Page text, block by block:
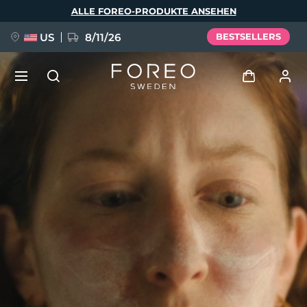
ALLE FOREO-PRODUKTE ANSEHEN
US 8/11/26 BESTSELLERS
Anmelden
Benutzerkonto
Meine Geräte
Meine Bestellungen
Meine Adressen
Meine Abonnements
FAQ™ Pure Beauty-Tech Elixir
Deutsch
Español
Italiano
Português
Русский
繁體中文